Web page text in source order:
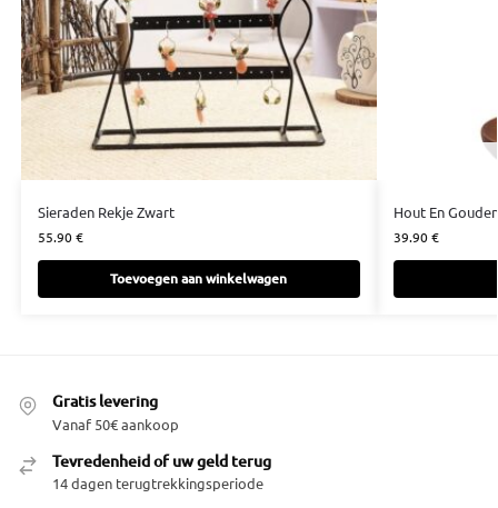
Sieraden Rekje Zwart
55.90€
Toevoegen aan winkelwagen
Hout En
39.90€
Gratis levering
Vanaf 50€ aankoop
Tevredenheid of uw geld terug
14 dagen terugtrekkingsperiode